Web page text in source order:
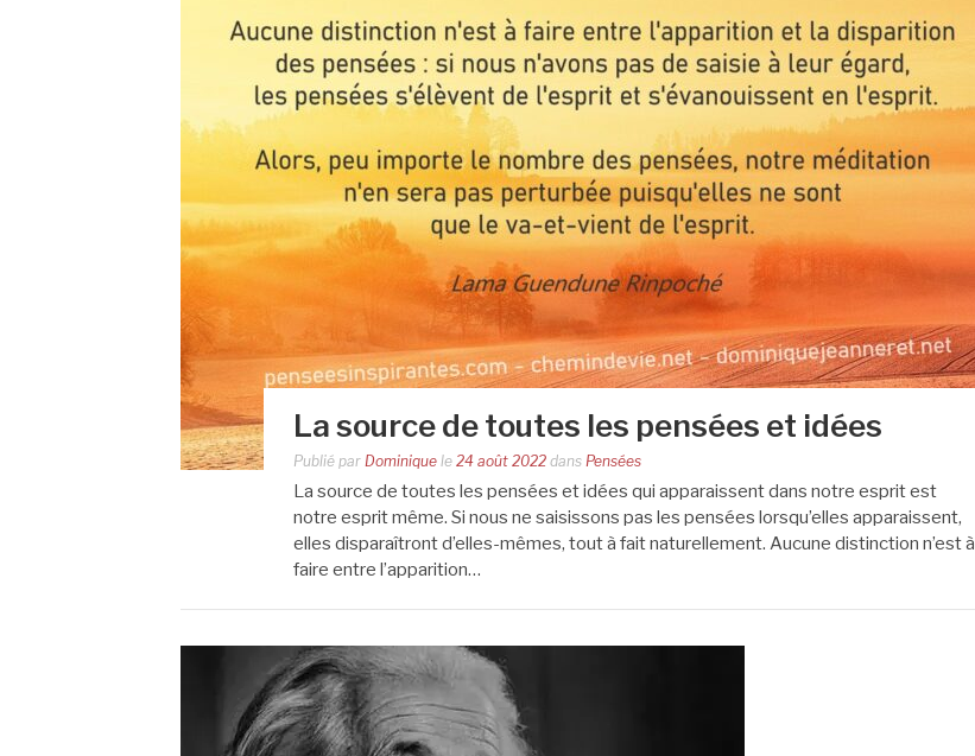
La source de toutes les pensées et idées
Publié par Dominique le 24 août 2022 dans Pensées
La source de toutes les pensées et idées qui apparaissent dans notre esprit est
notre esprit même. Si nous ne saisissons pas les pensées lorsqu’elles apparaissent,
elles disparaîtront d’elles-mêmes, tout à fait naturellement. Aucune distinction n’est à
faire entre l’apparition…